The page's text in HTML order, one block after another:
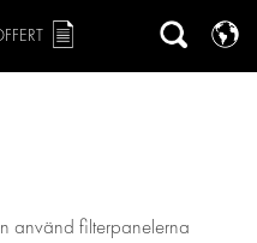
använd filterpanelerna